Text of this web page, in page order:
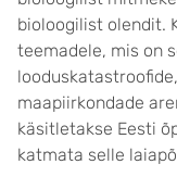
bioloogilist olendit.
teemadele, mis on
maapiirkondade
käsitletakse Eesti
katmata selle